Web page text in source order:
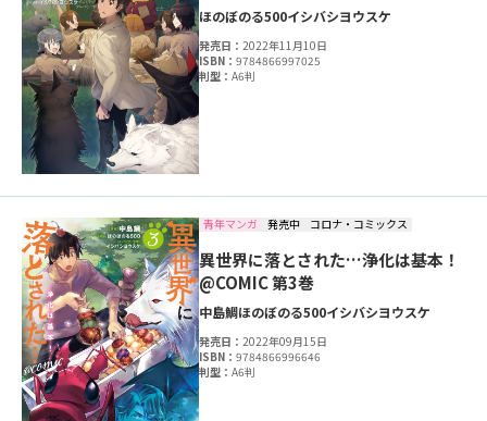
ほのぼのる500イシバシヨウスケ
発売日：2022年11月10日
ISBN：9784866997025
判型：A6判
青年マンガ 発売中 コロナ・コミックス
異世界に落とされた…浄化は基本！
@COMIC 第3巻
中島鯛ほのぼのる500イシバシヨウスケ
発売日：2022年09月15日
ISBN：9784866996646
判型：A6判